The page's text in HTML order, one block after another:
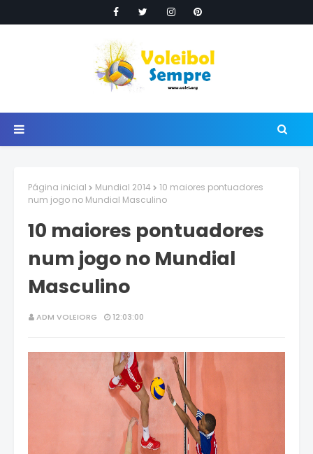
Página inicial Mundial 2014
10 maiores pontuadores
num jogo no Mundial Masculino
10 maiores pontuadores
num jogo no Mundial
Masculino
ADM VOLEIORG 12:03:00